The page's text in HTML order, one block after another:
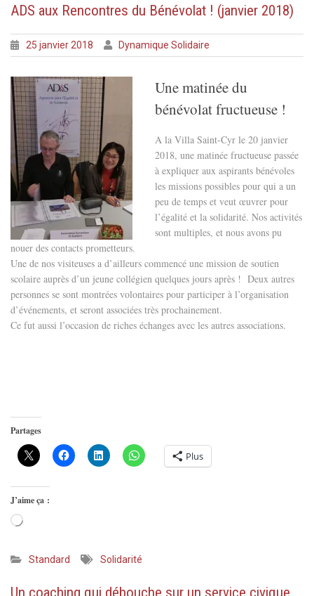
ADS aux Rencontres du Bénévolat ! (janvier 2018)
25 janvier 2018 Dynamique Solidaire
Unematinée du
bénévolat fructueuse !
A la Villa Saint-Cyr le 20 janvier
2018, une matinée fructueuse passée
à expliquer aux aspirants bénévoles
les missions possibles pour qui a un
peu de temps et veut œuvrer pour
l’égalité et la solidarité. Nos activités
sont multiples, et nous avons pu
nouer des contacts prometteurs.
Une de nos visiteuses a d’ailleurs commencé une mission de soutien
scolaire auprès d’un jeune collégien quelques jours après ! Deux autres
personnes se sont montrées volontaires pour participer à l’organisation
d’événements, et seront associées très prochainement.
Ce fut aussi l’occasion de riches échanges avec les autres associations.
Partages
Plus
J’aime ça :
Chargement…
Standard Solidarité